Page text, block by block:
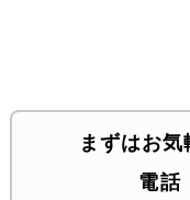
まずはお
電話